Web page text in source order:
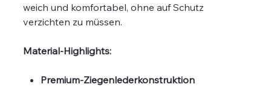
weich und komfortabel, ohne auf Schutz
verzichten zu müssen.
Material-Highlights:
Premium-Ziegenlederkonstruktion